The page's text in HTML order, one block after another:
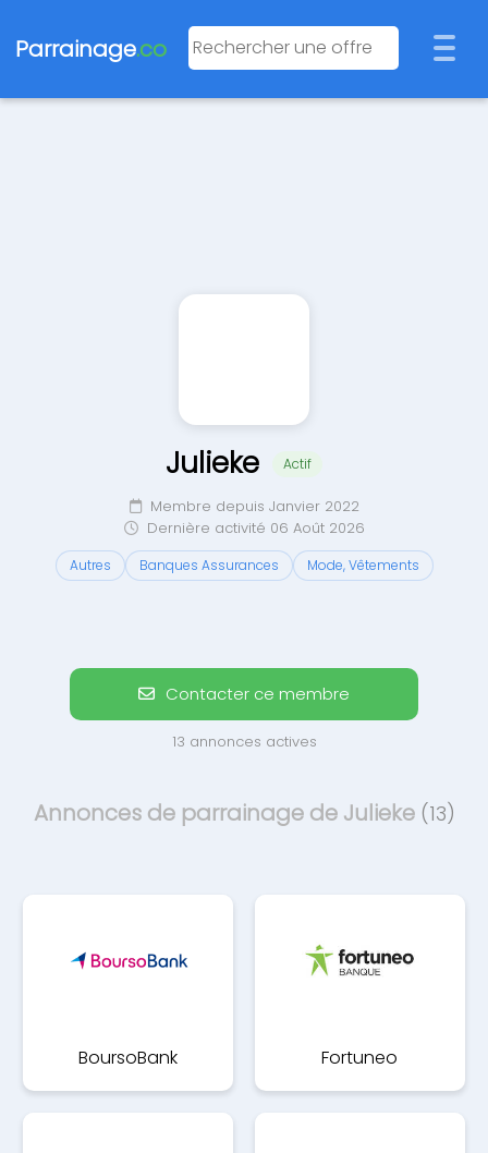
Parrainage.co
Julieke Actif
Membre depuis Janvier 2022
Dernière activité 06 Août 2026
Autres Banques Assurances Mode, Vêtements
Contacter ce membre
13 annonces actives
Annonces de parrainage de Julieke (13)
BoursoBank Fortuneo